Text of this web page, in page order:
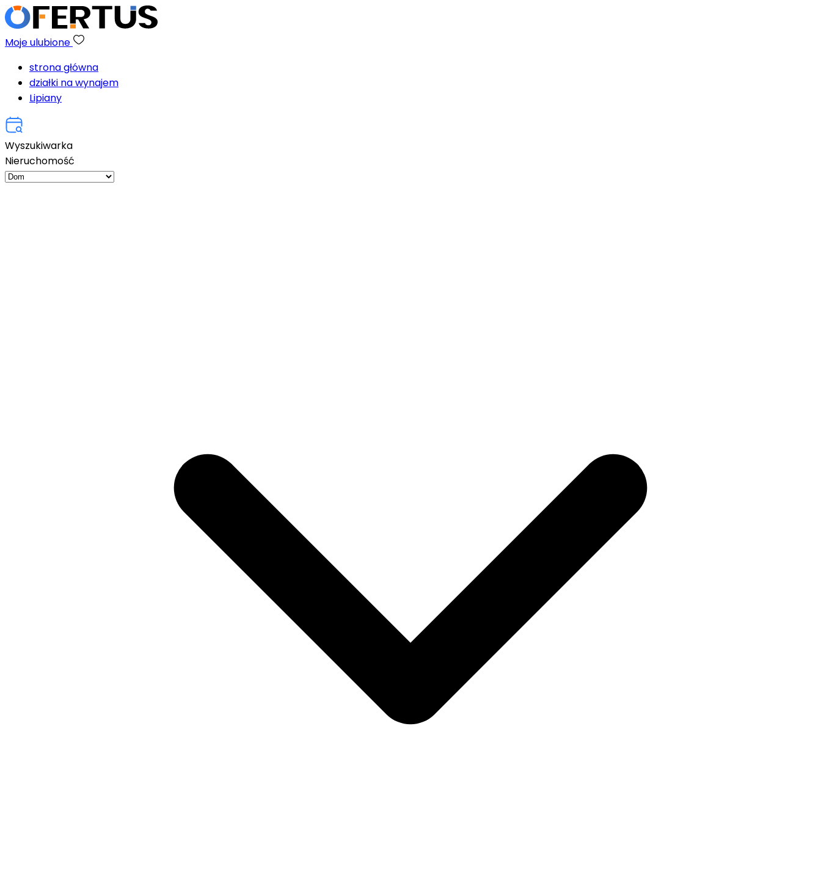
Moje ulubione
strona główna
działki na wynajem
Lipiany
Wyszukiwarka
Nieruchomość